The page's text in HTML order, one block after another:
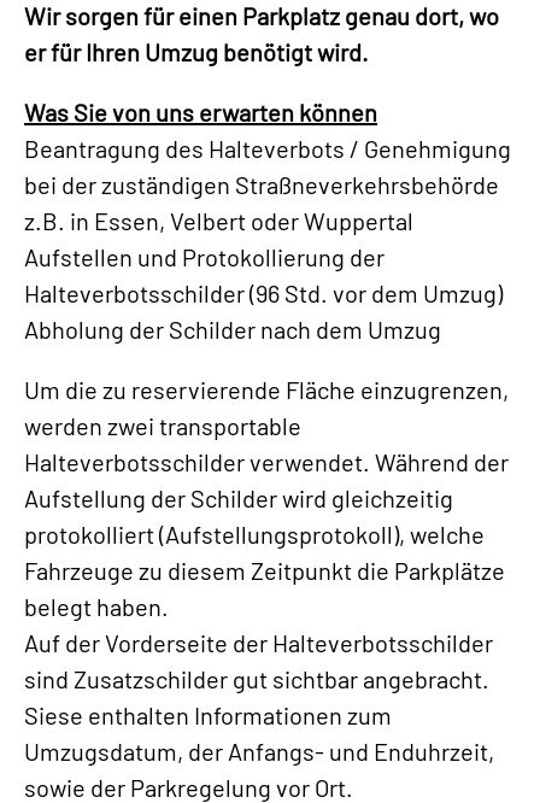
Wir sorgen für einen Parkplatz genau dort, wo
er für Ihren Umzug benötigt wird.
Was Sie von uns erwarten können
Beantragung des Halteverbots / Genehmigung
bei der zuständigen Straßneverkehrsbehörde
z.B. in Essen, Velbert oder Wuppertal
Aufstellen und Protokollierung der
Halteverbotsschilder (96 Std. vor dem Umzug)
Abholung der Schilder nach dem Umzug
Um die zu reservierende Fläche einzugrenzen,
werden zwei transportable
Halteverbotsschilder verwendet. Während der
Aufstellung der Schilder wird gleichzeitig
protokolliert (Aufstellungsprotokoll), welche
Fahrzeuge zu diesem Zeitpunkt die Parkplätze
belegt haben.
Auf der Vorderseite der Halteverbotsschilder
sind Zusatzschilder gut sichtbar angebracht.
Siese enthalten Informationen zum
Umzugsdatum, der Anfangs- und Enduhrzeit,
sowie der Parkregelung vor Ort.